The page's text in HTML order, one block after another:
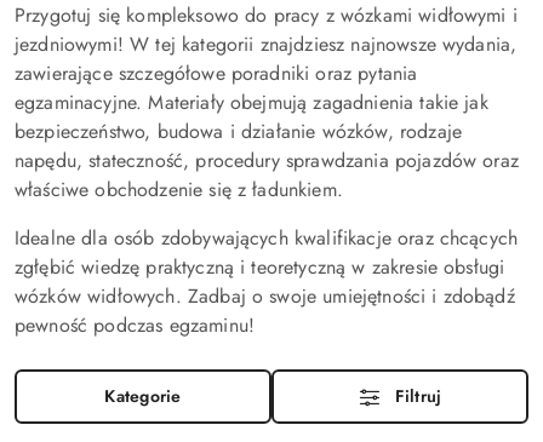
Przygotuj się kompleksowo do pracy z wózkami widłowymi i
jezdniowymi! W tej kategorii znajdziesz najnowsze wydania,
zawierające szczegółowe poradniki oraz pytania
egzaminacyjne. Materiały obejmują zagadnienia takie jak
bezpieczeństwo, budowa i działanie wózków, rodzaje
napędu, stateczność, procedury sprawdzania pojazdów oraz
właściwe obchodzenie się z ładunkiem.
Idealne dla osób zdobywających kwalifikacje oraz chcących
zgłębić wiedzę praktyczną i teoretyczną w zakresie obsługi
wózków widłowych. Zadbaj o swoje umiejętności i zdobądź
pewność podczas egzaminu!
Kategorie Filtruj